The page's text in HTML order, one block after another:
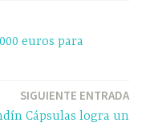
euros para
SIGUIENTE ENTRADA
Cápsulas logra un